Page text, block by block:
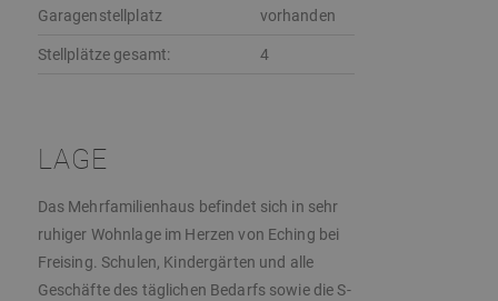
Garagenstellplatz vorhanden
Stellplätze gesamt: 4
LAGE
Das Mehrfamilienhaus befindet sich in sehr
ruhiger Wohnlage im Herzen von Eching bei
Freising. Schulen, Kindergärten und alle
Geschäfte des täglichen Bedarfs sowie die S-